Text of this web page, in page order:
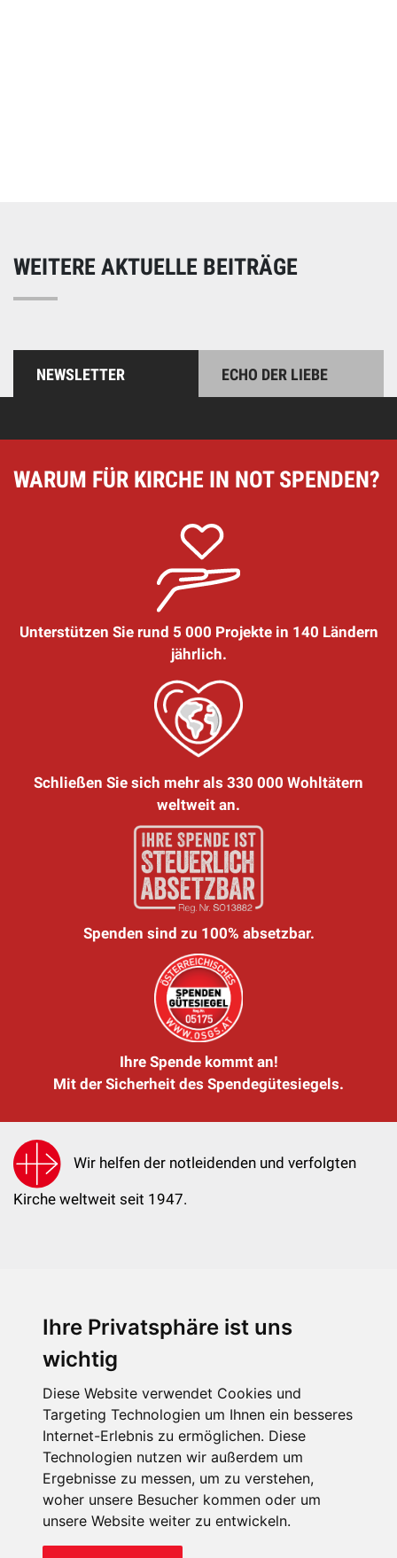
Ihre Privatsphäre ist uns
wichtig
Diese Website verwendet Cookies und
Targeting Technologien um Ihnen ein besseres
Internet-Erlebnis zu ermöglichen. Diese
Technologien nutzen wir außerdem um
Ergebnisse zu messen, um zu verstehen,
woher unsere Besucher kommen oder um
unsere Website weiter zu entwickeln.
WEITERE AKTUELLE BEITRÄGE
NEWSLETTER ECHO DER LIEBE
WARUM FÜR KIRCHE IN NOT SPENDEN?
Unterstützen Sie rund 5 000 Projekte in 140 Ländern
jährlich.
Schließen Sie sich mehr als 330 000 Wohltätern
weltweit an.
Spenden sind zu 100% absetzbar.
Ihre Spende kommt an!
Mit der Sicherheit des Spendegütesiegels.
Wir helfen der notleidenden und verfolgten
Kirche weltweit seit 1947.
KIRCHE IN NOT - Österreich
kin@kircheinnot.at
KIN weltweit